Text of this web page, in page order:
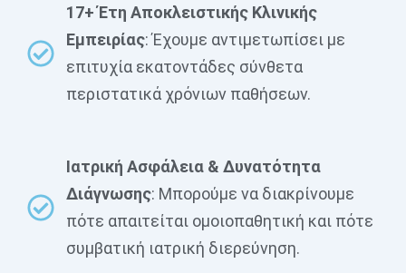
17+ Έτη Αποκλειστικής Κλινικής
Εμπειρίας: Έχουμε αντιμετωπίσει με
επιτυχία εκατοντάδες σύνθετα
περιστατικά χρόνιων παθήσεων.
Ιατρική Ασφάλεια & Δυνατότητα
Διάγνωσης: Μπορούμε να διακρίνουμε
πότε απαιτείται ομοιοπαθητική και πότε
συμβατική ιατρική διερεύνηση.